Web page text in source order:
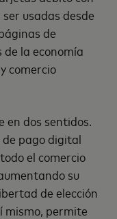
usadas desde
de
la economía
comercio
en dos sentidos.
pago digital
el comercio
su
de elección
mismo, permite